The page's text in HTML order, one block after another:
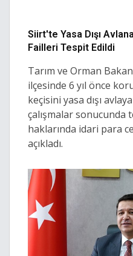
Siirt'te Yasa Dışı
Failleri Tespit Edildi
Tarım ve Orman
ilçesinde 6 yıl önce
keçisini yasa dışı
çalışmalar sonucunda
haklarında idari para
açıkladı.